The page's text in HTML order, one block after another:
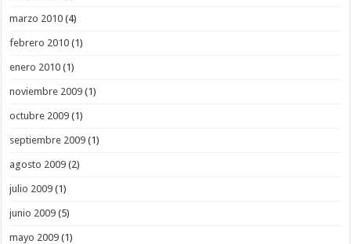
marzo 2010 (4)
febrero 2010 (1)
enero 2010 (1)
noviembre 2009 (1)
octubre 2009 (1)
septiembre 2009 (1)
agosto 2009 (2)
julio 2009 (1)
junio 2009 (5)
mayo 2009 (1)